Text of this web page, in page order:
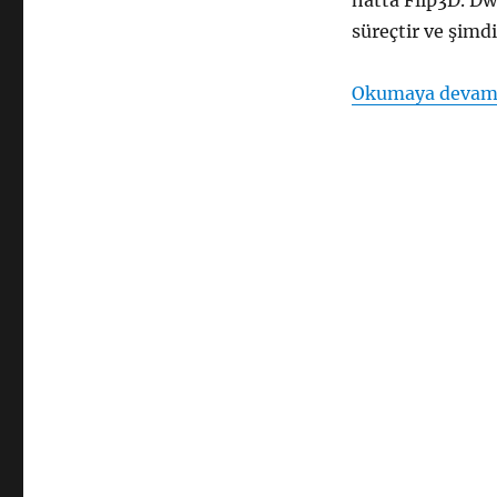
süreçtir ve
Okumaya